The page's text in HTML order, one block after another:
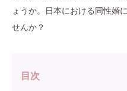
ょうか。日本における同性婚
せんか？
目次